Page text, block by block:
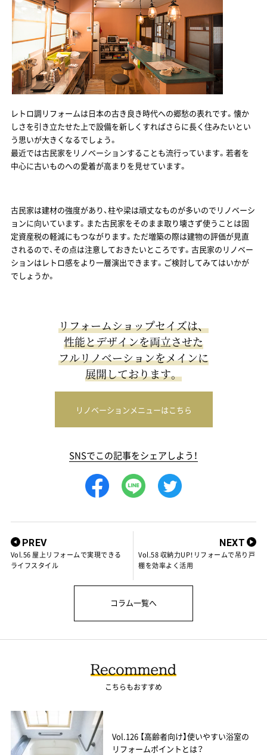
レトロ調リフォームは日本の古き良き時代への郷愁の表れです。懐か
しさを引き立たせた上で設備を新しくすればさらに長く住みたいとい
う思いが大きくなるでしょう。
最近では古民家をリノベーションすることも流行っています。若者を
中心に古いものへの愛着が高まりを見せています。
古民家は建材の強度があり、柱や梁は頑丈なものが多いのでリノベーシ
ョンに向いています。また古民家をそのまま取り壊さず使うことは固
定資産税の軽減にもつながります。ただ増築の際は建物の評価が見直
されるので、その点は注意しておきたいところです。古民家のリノベー
ションはレトロ感をより一層演出できます。ご検討してみてはいかが
でしょうか。
リフォームショップセイズは、
性能とデザインを両立させた
フルリノベーションをメインに
展開しております。
リノベーションメニューはこちら
SNSでこの記事をシェアしよう！
PREV
Vol.56 屋上リフォームで実現できる
ライフスタイル
NEXT
Vol.58 収納力UP！リフォームで吊り戸
棚を効率よく活用
コラム一覧へ
こちらもおすすめ
Vol.126 【高齢者向け】使いやすい浴室の
リフォームポイントとは？